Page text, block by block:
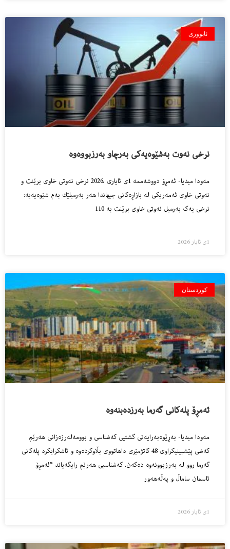
ئابووری
نرخی نەوت بەشێوەیەکی بەرچاو بەرزبووەوە
مەودا میدیا- ئەمڕۆ دووشەممە 1ی ئایاری ،2026 نرخی نەوتی خاوی برێنت و
نەوتی خاوی ئەمەریكی لە بازاڕەكانی جیهاندا هەر بەرمیلێك بەم شێوەیەیە:
نرخی یەک بەرمیل نەوتی خاوی برێنت بە 110
1ی ئایار 2026
کوردستان
ئەمڕۆ پلەکانی گەرما بەرزدەبنەوە
مەودا میدیا- بەڕێوەبەرایەتی گشتیی کەشناسی و بوومەلەرزەزانی هەرێم
کەشی پێشبینیکراوی 48 کاتژمێری داهاتووی بڵاوکردەوە و ئاشکرایکرد پلەکانی
گەرما روو لە بەرزبوونەوە دەکەن. کەشناسیی هەرێم رایگەیاند “ئه‌مڕۆ
ئاسمان ساماڵ و په‌ڵه‌هه‌ور
1ی ئایار 2026